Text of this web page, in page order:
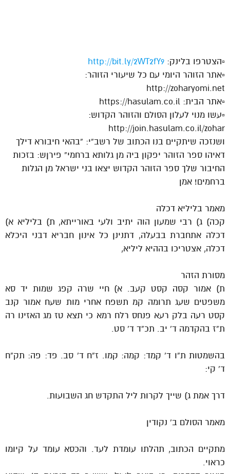
▫הצטרפו בלינק: http://bit.ly/2WT2fY9
▫אתר הזוהר היומי עם כל שיעורי הזוהר:
http://zoharyomi.net
▫אתר הבית: https://hasulam.co.il
▫עשו מנוי לעלון הסולם והזוהר הקדוש:
http://join.hasulam.co.il/zohar
ושנזכה שיתקיים בנו הכתוב של רשב”י: “בהאי חיבורא דילך
דאיהו ספר הזוהר יפקון ביה מן גלותא ברחמי” פירןש: בזכות
החיבור שלך ספר הזוהר הקדוש יצאו בני ישראל מן הגלות
ברחמים! אמן
מאמר בליליא דכלה
קכה) ג) רבי שמעון הוה יתיב ולעי באורייתא, ת) בליליא א)
דכלה אתחברת בבעלה, דתנינן כל אינון חבריא דבני היכלא
דכלה, אצטריכו בההיא ליליא,
מסורת הזהר
ת) אמור קסה קסט קעב. א) חיי שרה קפג שמות יד סא
משפטים שעג תרומה קמ תשפח אחרי מות שעח אמור קנב
קסט רעה בלק רעא פנחס רלח רמא כי תצא טז מג האזינו רה
ת”ז בהקדמה ד’ יב. תכ”ד ד’ סט.
בהשמטות ת”ו ד’ קמד: קמה: קמו. ז”ח ד’ סב. פד: פה: תק”ח
ד’ קי:
דרך אמת ג) שייך לקרות ליל התקדש חג השבועות.
מאמר הסולם ב’ נקודין
מתקיים הכתוב, תהלתו עומדת לעד. והכסא עומד על קיומו
כראוי.